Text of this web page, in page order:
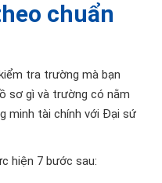
chuẩn
tra trường mà bạn
sơ gì và trường có nằm
minh tài chính với Đại sứ
hiện 7 bước sau: